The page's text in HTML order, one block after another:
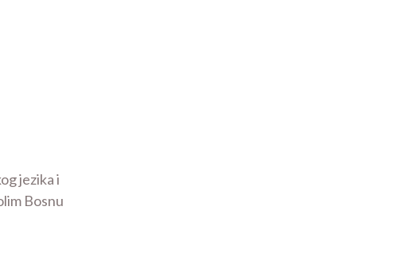
jezika i
Bosnu